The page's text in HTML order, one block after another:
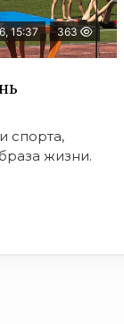
15:37 363
спорта,
жизни.